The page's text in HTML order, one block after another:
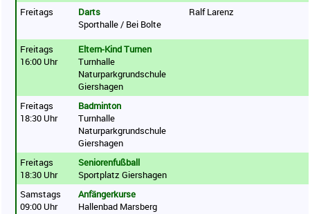
Freitags
Darts
Sporthalle / Bei Bolte
Ralf Larenz
Freitags
16:00 Uhr
Eltern-Kind Turnen
Turnhalle
Naturparkgrundschule
Giershagen
Freitags
18:30 Uhr
Badminton
Turnhalle
Naturparkgrundschule
Giershagen
Freitags
18:30 Uhr
Seniorenfußball
Sportplatz Giershagen
Samstags
09:00 Uhr
Anfängerkurse
Hallenbad Marsberg